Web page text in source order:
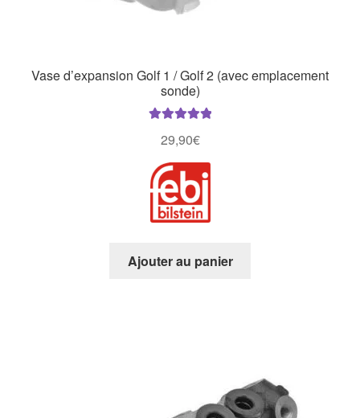
Vase d’expansion Golf 1 / Golf 2 (avec emplacement
sonde)
5
29,90€
Ajouter au panier